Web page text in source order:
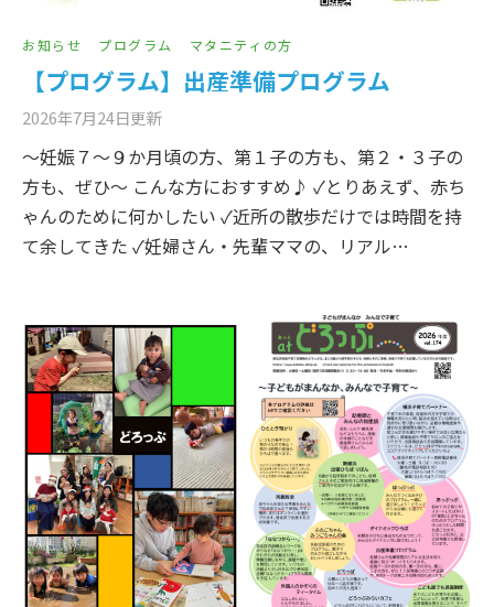
お知らせ プログラム マタニティの方
【プログラム】出産準備プログラム
2026年7月24日更新
～妊娠７～９か月頃の方、第１子の方も、第２・３子の
方も、ぜひ～ こんな方におすすめ♪ ✓とりあえず、赤ち
ゃんのために何かしたい ✓近所の散歩だけでは時間を持
て余してきた ✓妊婦さん・先輩ママの、リアル…